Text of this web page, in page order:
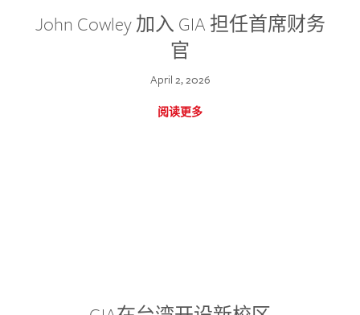
John Cowley 加入 GIA 担任首席财务
官
April 2, 2026
阅读更多